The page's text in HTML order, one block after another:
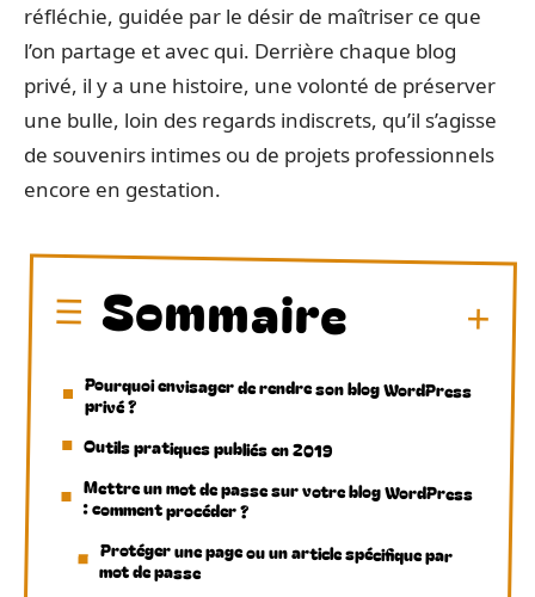
réfléchie, guidée par le désir de maîtriser ce que
l’on partage et avec qui. Derrière chaque blog
privé, il y a une histoire, une volonté de préserver
une bulle, loin des regards indiscrets, qu’il s’agisse
de souvenirs intimes ou de projets professionnels
encore en gestation.
Sommaire
Pourquoi envisager de rendre son blog WordPress
privé ?
Outils pratiques publiés en 2019
Mettre un mot de passe sur votre blog WordPress
: comment procéder ?
Protéger une page ou un article spécifique par
mot de passe